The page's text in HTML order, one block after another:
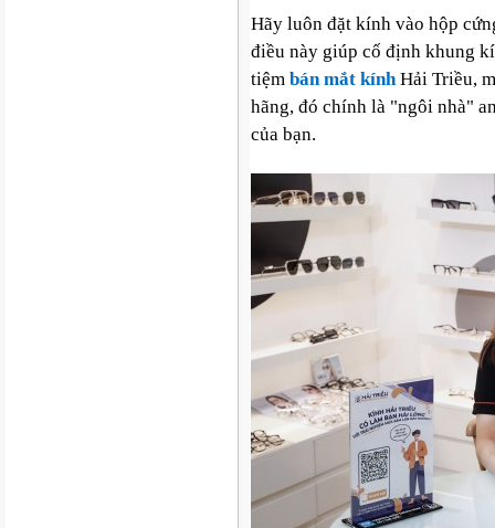
Hãy luôn đặt kính vào hộp
điều này giúp cố định khung
tiệm bán mắt kínhHải Triều,
hãng, đó chính là "ngôi nhà"
của bạn.